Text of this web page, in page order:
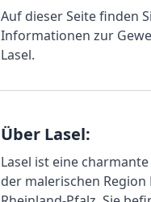
Auf dieser Seite finden
Informationen zur
Lasel.
Über Lasel:
Lasel ist eine
der malerischen Region